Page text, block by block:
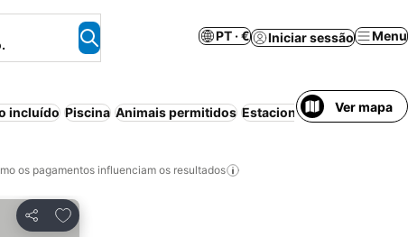
PT · € Iniciar sessão Menu
incluído Piscina Animais permitidos Estacionamento Wi-fi
Ver mapa
os pagamentos influenciam os resultados
Partilhar
Adicionar aos favoritos